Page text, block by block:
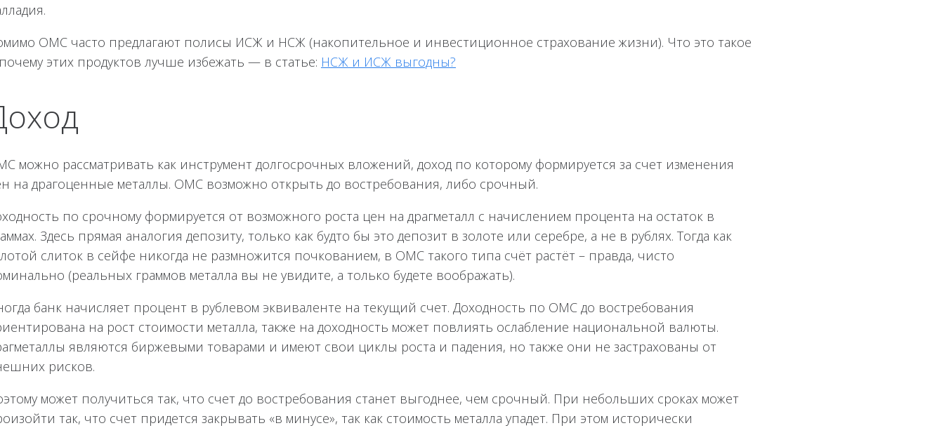
ОМС часто предлагают полисы ИСЖ и НСЖ (накопительное и инвестиционное страхование жизни). Что это такое
этих продуктов лучше избежать — в статье: НСЖ и ИСЖ выгодны?
можно рассматривать как инструмент долгосрочных вложений, доход по которому формируется за счет изменения
на драгоценные металлы. ОМС возможно открыть до востребования, либо срочный.
по срочному формируется от возможного роста цен на драгметалл с начислением процента на остаток в
Здесь прямая аналогия депозиту, только как будто бы это депозит в золоте или серебре, а не в рублях. Тогда как
слиток в сейфе никогда не размножится почкованием, в ОМС такого типа счёт растёт – правда, чисто
(реальных граммов металла вы не увидите, а только будете воображать).
банк начисляет процент в рублевом эквиваленте на текущий счет. Доходность по ОМС до востребования
на рост стоимости металла, также на доходность может повлиять ослабление национальной валюты.
являются биржевыми товарами и имеют свои циклы роста и падения, но также они не застрахованы от
рисков.
может получиться так, что счет до востребования станет выгоднее, чем срочный. При небольших сроках может
так, что счет придется закрывать «в минусе», так как стоимость металла упадет. При этом исторически